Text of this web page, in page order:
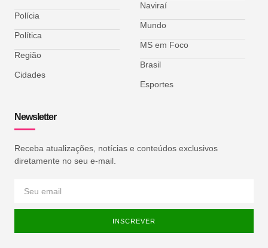
Polícia
Política
Região
Cidades
Naviraí
Mundo
MS em Foco
Brasil
Esportes
Newsletter
Receba atualizações, notícias e conteúdos exclusivos
diretamente no seu e-mail.
INSCREVER